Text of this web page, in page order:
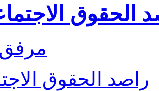
الحقوق
راصد الحقوق